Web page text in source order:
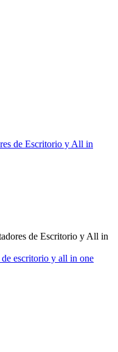
de Escritorio y All in
de Escritorio y All in
escritorio y all in one